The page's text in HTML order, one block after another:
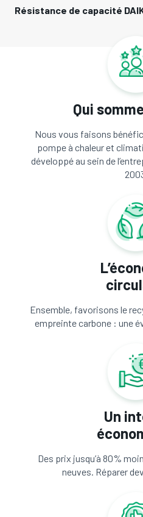
Résistance de capacité
Qui
Nous vous faisons
pompe à chaleur et
développé au sein de
Ensemble, favorisons le
empreinte carbone : une
Un
Des prix jusqu’à 80%
neuves. Réparer